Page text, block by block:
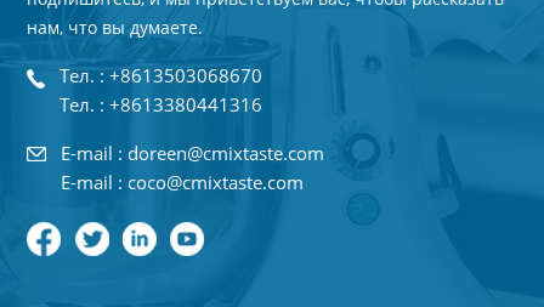
нам, что вы думаете.
Тел. : +8613503068670
Тел. : +8613380441316
E-mail : doreen@cmixtaste.com
E-mail : coco@cmixtaste.com